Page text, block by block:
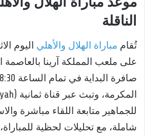
الناقلة
تُقام مباراة الهلال والأهلي
على ملعب المملكة آرينا بالعاصمة
للجماهير متابعة اللقاء مباشرة
شاملة، مع تحليلات لحظية